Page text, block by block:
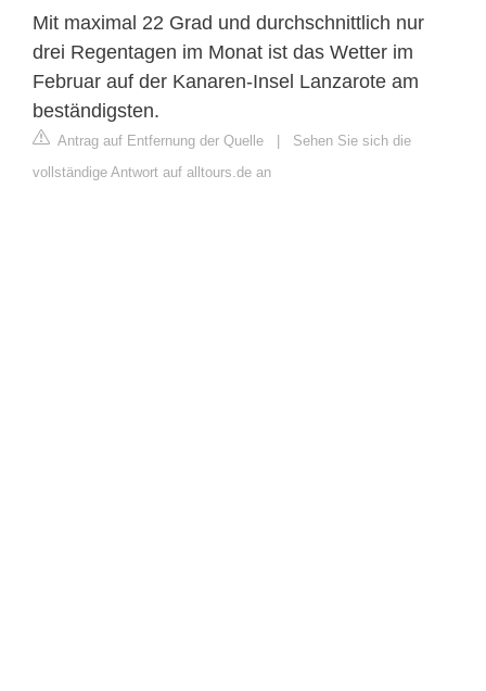
Mit maximal 22 Grad und durchschnittlich nur
drei Regentagen im Monat ist das Wetter im
Februar auf der Kanaren-Insel Lanzarote am
beständigsten.
Antrag auf Entfernung der Quelle | Sehen Sie sich die
vollständige Antwort auf alltours.de an